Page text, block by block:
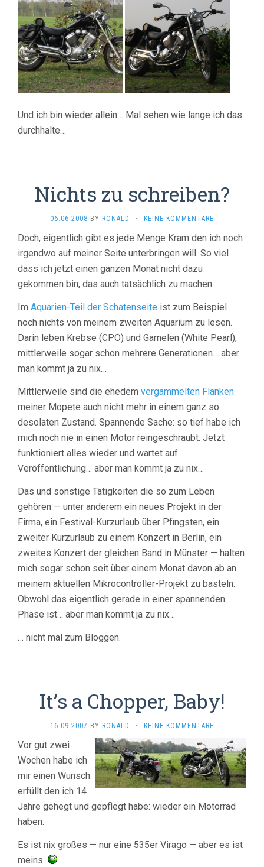
Und ich bin wieder allein… Mal sehen wie lange ich das
durchhalte…
Nichts zu schreiben?
06.06.2008 BY RONALD · KEINE KOMMENTARE
Doch, eigentlich gibt es jede Menge Kram den ich noch
irgendwo auf meiner Seite unterbringen will. So viel
dass ich jetzt einen ganzen Monat nicht dazu
gekommen bin, das auch tatsächlich zu machen.
Im Aquarien-Teil der Schatenseite ist zum Beispiel
noch nichts von meinem zweiten Aquarium zu lesen.
Darin leben Krebse (CPO) und Garnelen (White Pearl),
mittlerweile sogar schon mehrere Generationen… aber
man kommt ja zu nix…
Mittlerweile sind die ehedem vergammelten Flanken
meiner Mopete auch nicht mehr in einem ganz so
desolaten Zustand. Spannende Sache: so tief habe ich
mich noch nie in einen Motor reingeschraubt. Jetzt
funktioniert alles wieder und wartet auf
Veröffentlichung… aber man kommt ja zu nix…
Das und sonstige Tätigkeiten die so zum Leben
gehören — unter anderem ein neues Projekt in der
Firma, ein Festival-Kurzurlaub über Pfingsten, ein
zweiter Kurzurlaub zu einem Konzert in Berlin, ein
zweites Konzert der gleichen Band in Münster — halten
mich sogar schon seit über einem Monat davon ab an
meinem aktuellen Mikrocontroller-Projekt zu basteln.
Obwohl das eigentlich gerade in einer spannenden
Phase ist… aber man kommt ja zu nix…
… nicht mal zum Bloggen.
It’s a Chopper, Baby!
16.09.2007 BY RONALD · KEINE KOMMENTARE
Vor gut zwei
Wochen habe ich
mir einen Wunsch
erfüllt den ich 14
Jahre gehegt und gepflegt habe: wieder ein Motorrad
haben.
Es ist nix großes — nur eine 535er Virago — aber es ist
meins.